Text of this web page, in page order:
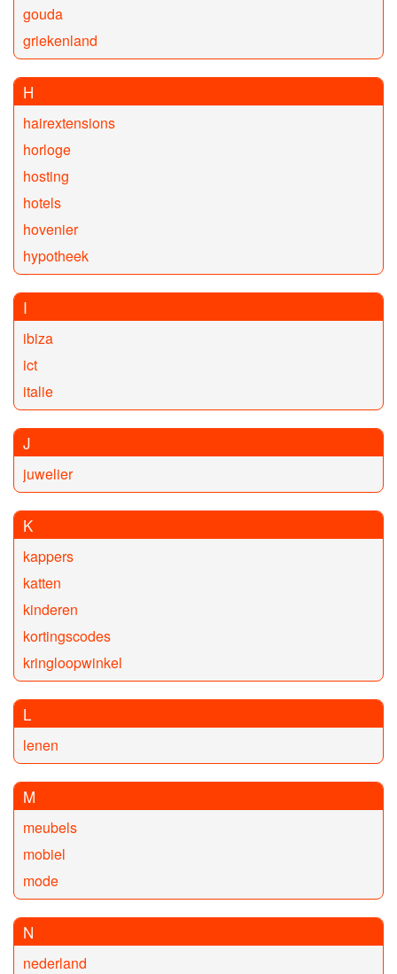
gouda
griekenland
H
hairextensions
horloge
hosting
hotels
hovenier
hypotheek
I
ibiza
ict
italie
J
juwelier
K
kappers
katten
kinderen
kortingscodes
kringloopwinkel
L
lenen
M
meubels
mobiel
mode
N
nederland